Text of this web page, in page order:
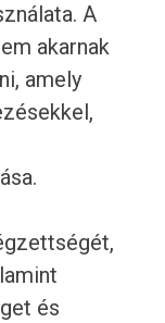
A
akarnak
amely
és